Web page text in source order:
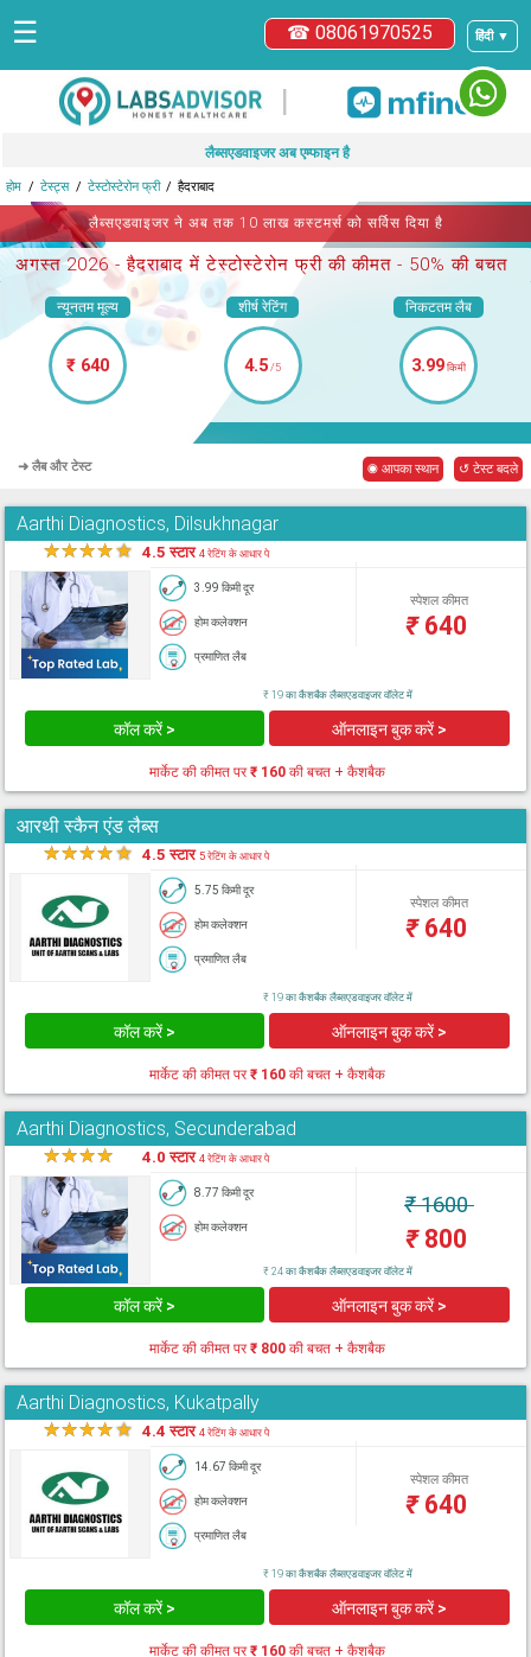
हिंदी ▼
☎ 08061970525
☰
|
लैब्सएडवाइजर अब एम्फाइन है
होम टेस्ट्स टेस्टोस्टेरोन फ्री हैदराबाद
लैब्सएडवाइजर ने अब तक 10 लाख कस्टमर्स को सर्विस दिया है
अगस्त 2026 -हैदराबाद में टेस्टोस्टेरोन फ्री की कीमत - 50% की बचत
न्यूनतम मूल्य
₹ 640
शीर्ष रेटिंग
4.5/5
निकटतम लैब
3.99किमी
➜ लैब और टेस्ट ◉ आपका स्थान ↺ टेस्ट बदले
Aarthi Diagnostics, Dilsukhnagar
★★★★★ 4.5 स्टार4 रेटिंग के आधार पे
3.99 किमी दूर
होम कलेक्शन
प्रमाणित लैब
स्पेशल कीमत
₹640
₹ 19 का कैशबैक लैब्सएडवाइजर वॉलेट में
कॉल करें > ऑनलाइन बुक करें >
मार्केट की कीमत पर₹ 160की बचत + कैशबैक
आरथी स्कैन एंड लैब्स
★★★★★ 4.5 स्टार5 रेटिंग के आधार पे
5.75 किमी दूर
होम कलेक्शन
प्रमाणित लैब
स्पेशल कीमत
₹640
₹ 19 का कैशबैक लैब्सएडवाइजर वॉलेट में
कॉल करें > ऑनलाइन बुक करें >
मार्केट की कीमत पर₹ 160की बचत + कैशबैक
Aarthi Diagnostics, Secunderabad
★★★★ 4.0 स्टार4 रेटिंग के आधार पे
8.77 किमी दूर
होम कलेक्शन
₹1600
₹800
₹ 24 का कैशबैक लैब्सएडवाइजर वॉलेट में
कॉल करें > ऑनलाइन बुक करें >
मार्केट की कीमत पर₹ 800की बचत + कैशबैक
Aarthi Diagnostics, Kukatpally
★★★★★ 4.4 स्टार4 रेटिंग के आधार पे
14.67 किमी दूर
होम कलेक्शन
प्रमाणित लैब
स्पेशल कीमत
₹640
₹ 19 का कैशबैक लैब्सएडवाइजर वॉलेट में
कॉल करें > ऑनलाइन बुक करें >
मार्केट की कीमत पर₹ 160की बचत + कैशबैक